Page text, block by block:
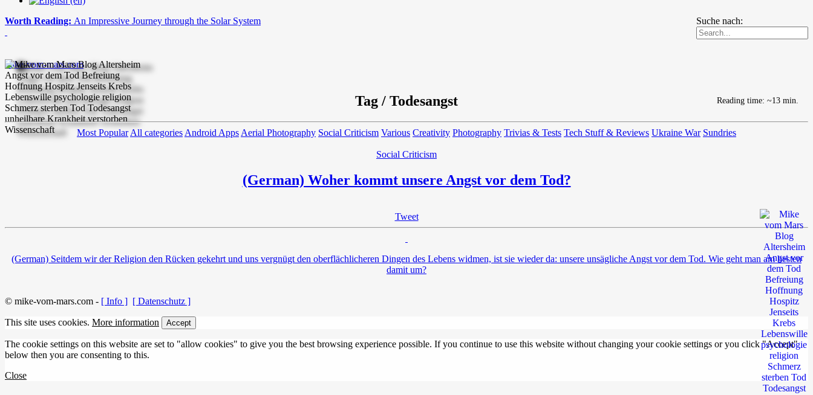
Suche nach:
Worth Reading: An Impressive Journey through the Solar System
mike-vom-mars.com
Tag / Todesangst
Most Popular All categories Android Apps Aerial Photography Social Criticism Various Creativity Photography Trivias & Tests Tech Stuff & Reviews Ukraine War Sundries
Social Criticism
(German) Woher kommt unsere Angst vor dem Tod?
Tweet
Reading time: ~13 min.
(German) Seitdem wir der Religion den Rücken gekehrt und uns vergnügt den oberflächlicheren Dingen des Lebens widmen, ist sie wieder da: unsere unsägliche Angst vor dem Tod. Wie geht man am besten
damit um?
© mike-vom-mars.com - [ Info ] [ Datenschutz ]
This site uses cookies. More information Accept
The cookie settings on this website are set to "allow cookies" to give you the best browsing experience possible. If you continue to use this website without changing your cookie settings or you click "Accept"
below then you are consenting to this.
Close